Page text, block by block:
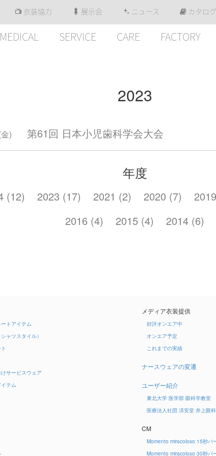
衣装協力 展示会 ニュース カタログ
MEDICAL SERVICE CARE FACTORY
2023
) 第61回 日本小児歯科学会大会
年度
(12) 2023 (17) 2021 (2) 2020 (7)
2016 (4)
2015 (4) 2014 (6)
トアイテム
ャツスタイル）
サービスウェア
テム
メディア衣装提供
好評オンエア中
オンエア予定
これまでの実績
ナースウェアの変遷
ユーザー紹介
東北大学 医学部 眼科学教室
医療法人社団 済安堂 井上眼
CM
Momento miracoloso 15秒バ
Momento miracoloso 30秒バ